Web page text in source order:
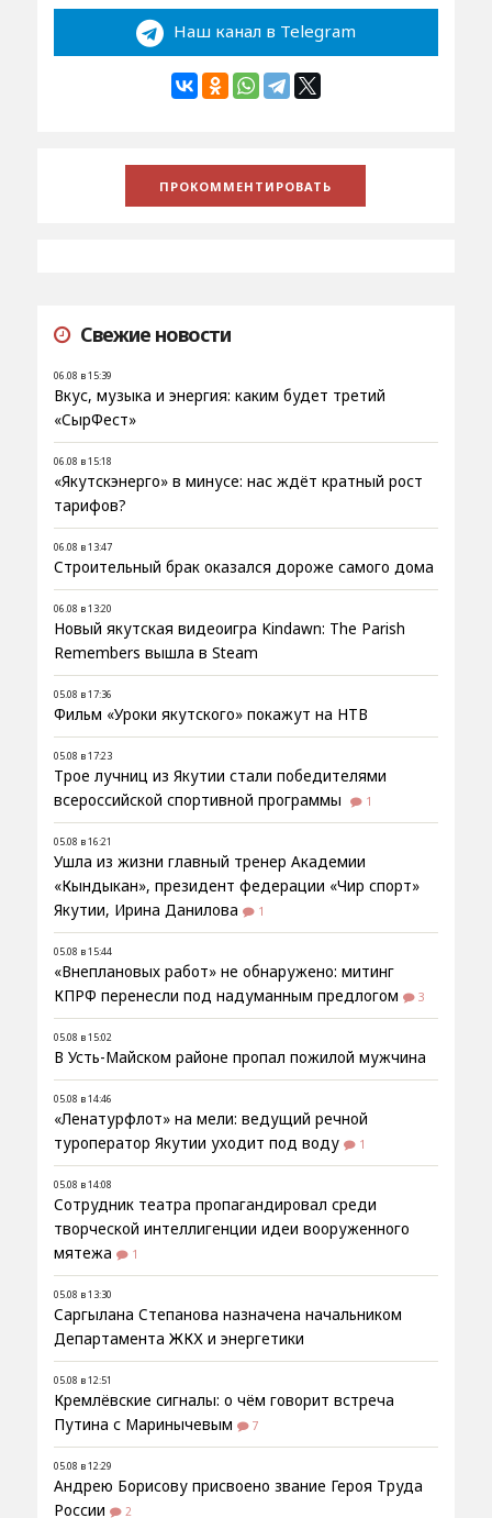
Наш канал в Telegram
Свежие новости
06.08 в 15:39
Вкус, музыка и энергия: каким будет третий
«СырФест»
06.08 в 15:18
«Якутскэнерго» в минусе: нас ждёт кратный рост
тарифов?
06.08 в 13:47
Строительный брак оказался дороже самого дома
06.08 в 13:20
Новый якутская видеоигра Kindawn: The Parish
Remembers вышла в Steam
05.08 в 17:36
Фильм «Уроки якутского» покажут на НТВ
05.08 в 17:23
Трое лучниц из Якутии стали победителями
всероссийской спортивной программы
1
05.08 в 16:21
Ушла из жизни главный тренер Академии
«Кындыкан», президент федерации «Чир спорт»
Якутии, Ирина Данилова
1
05.08 в 15:44
«Внеплановых работ» не обнаружено: митинг
КПРФ перенесли под надуманным предлогом
3
05.08 в 15:02
В Усть-Майском районе пропал пожилой мужчина
05.08 в 14:46
«Ленатурфлот» на мели: ведущий речной
туроператор Якутии уходит под воду
1
05.08 в 14:08
Сотрудник театра пропагандировал среди
творческой интеллигенции идеи вооруженного
мятежа
1
05.08 в 13:30
Саргылана Степанова назначена начальником
Департамента ЖКХ и энергетики
05.08 в 12:51
Кремлёвские сигналы: о чём говорит встреча
Путина с Маринычевым
7
05.08 в 12:29
Андрею Борисову присвоено звание Героя Труда
России
2